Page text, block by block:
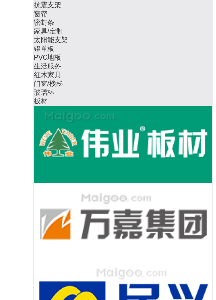
螺蛳粉
集成墙面
办公家具
风机
木门
硅橡胶
牙线
空气能取暖设备
空气能
强化复合地板
卫浴洁具
地面材料